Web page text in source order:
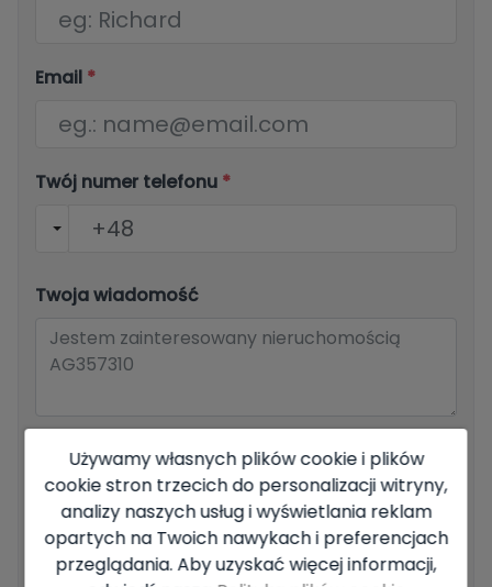
Email *
Twój numer telefonu *
Twoja wiadomość
oparciu o europejskie rozporządzenie o ochronie danych
(UE) 2016/679 (RODO).+ Info
Przeczytałem i akceptujęInformacja prawnaiPolityka
prywatności
Używamy własnych plików cookie i plików
cookie stron trzecich do personalizacji witryny,
analizy naszych usług i wyświetlania reklam
opartych na Twoich nawykach i preferencjach
przeglądania. Aby uzyskać więcej informacji,